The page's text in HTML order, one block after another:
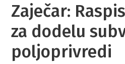
Zaječar:
za dodelu
poljoprivredi